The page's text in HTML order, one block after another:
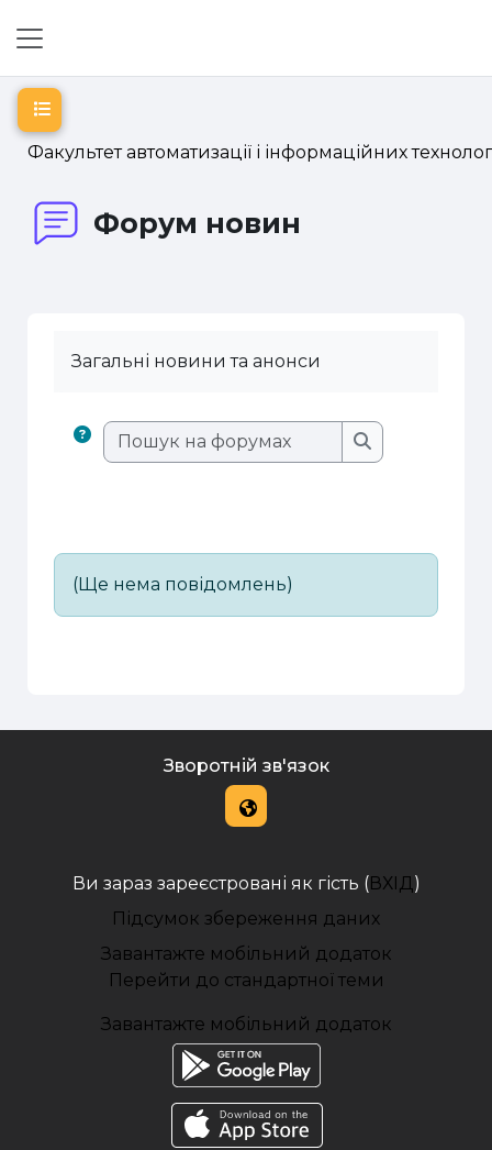
Факультет автоматизації і інформаційних
Форум новин
Відкритий покажчик курсу
Загальні новини та анонси
Пошук на
Пошук на
(Ще нема повідомлень)
Зворотній зв'язок
Ви зараз зареєстровані як гість (ВХІД )
Підсумок збереження даних
Завантажте мобільний додаток
Перейти до стандартної теми
Завантажте мобільний додаток